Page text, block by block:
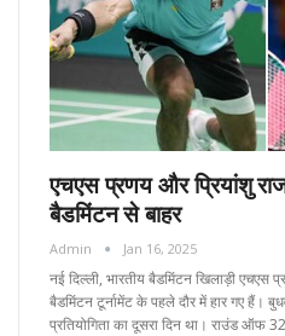
एचएस प्रणय और प्रियांशु
बैडमिंटन से बाहर
Admin Jan 16, 2025
नई दिल्ली, भारतीय बैडमिंटन खिलाड़ी एचएस
बैडमिंटन टूर्नामेंट के पहले दौर में हार गए हैं।
प्रतियोगिता का दूसरा दिन था। राउंड ऑफ